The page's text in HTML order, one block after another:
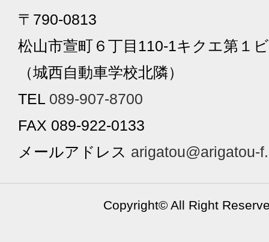
〒790-0813
松山市萱町６丁目110-1キクエ第１
（城西自動車学校北隣）
TEL 089-907-8700
FAX 089-922-0133
メールアドレス arigatou@arigatou-
Copyright© All Right